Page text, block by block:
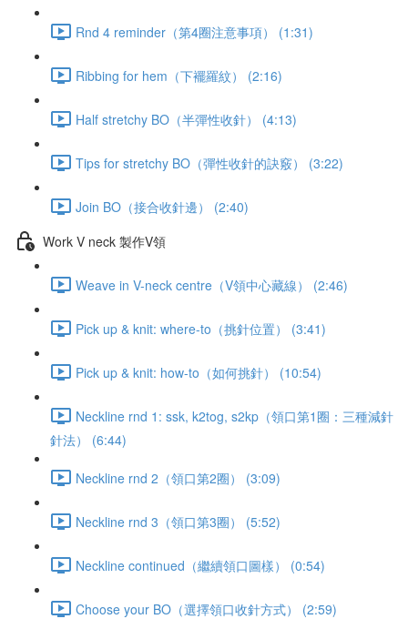
Rnd 4 reminder（第4圈注意事項） (1:31)
Ribbing for hem（下襬羅紋） (2:16)
Half stretchy BO（半彈性收針） (4:13)
Tips for stretchy BO（彈性收針的訣竅） (3:22)
Join BO（接合收針邊） (2:40)
Work V neck 製作V領
Weave in V-neck centre（V領中心藏線） (2:46)
Pick up & knit: where-to（挑針位置） (3:41)
Pick up & knit: how-to（如何挑針） (10:54)
Neckline rnd 1: ssk, k2tog, s2kp（領口第1圈：三種減針
針法） (6:44)
Neckline rnd 2（領口第2圈） (3:09)
Neckline rnd 3（領口第3圈） (5:52)
Neckline continued（繼續領口圖樣） (0:54)
Choose your BO（選擇領口收針方式） (2:59)